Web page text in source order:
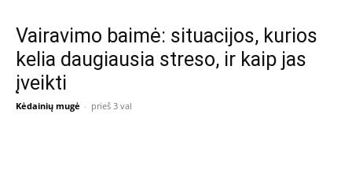
Vairavimo baimė: situacijos, kurios
kelia daugiausia streso, ir kaip jas
įveikti
Kėdainių mugė - prieš 3 val